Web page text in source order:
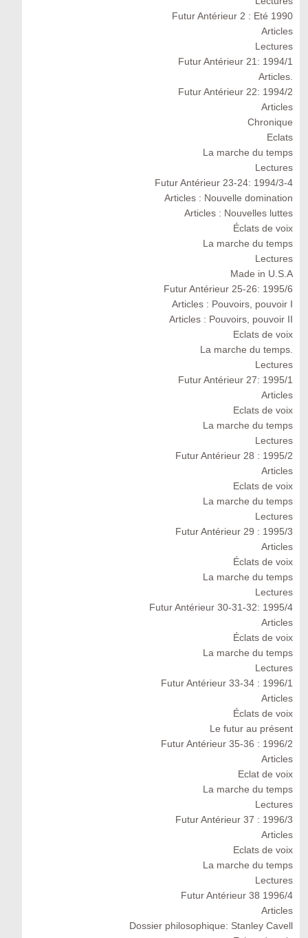
Futur Antérieur 2 : Eté 1990
Articles
Lectures
Futur Antérieur 21: 1994/1
Articles.
Futur Antérieur 22: 1994/2
Articles
Chronique
Eclats
La marche du temps
Lectures
Futur Antérieur 23-24: 1994/3-4
Articles : Nouvelle domination
Articles : Nouvelles luttes
Éclats de voix
La marche du temps
Lectures
Made in U.S.A
Futur Antérieur 25-26: 1995/6
Articles : Pouvoirs, pouvoir I
Articles : Pouvoirs, pouvoir II
Eclats de voix
La marche du temps.
Lectures
Futur Antérieur 27: 1995/1
Articles
Eclats de voix
La marche du temps
Lectures
Futur Antérieur 28 : 1995/2
Articles
Eclats de voix
La marche du temps
Lectures
Futur Antérieur 29 : 1995/3
Articles
Éclats de voix
La marche du temps
Lectures
Futur Antérieur 30-31-32: 1995/4
Articles
Éclats de voix
La marche du temps
Lectures
Futur Antérieur 33-34 : 1996/1
Articles
Éclats de voix
Le futur au présent
Futur Antérieur 35-36 : 1996/2
Articles
Eclat de voix
La marche du temps
Lectures
Futur Antérieur 37 : 1996/3
Articles
Eclats de voix
La marche du temps
Lectures
Futur Antérieur 38 1996/4
Articles
Dossier philosophique: Stanley Cavell